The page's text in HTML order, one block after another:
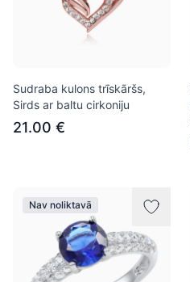
Sudraba kulons trīskāršs,
Sirds ar baltu cirkoniju
21.00 €
Nav noliktavā